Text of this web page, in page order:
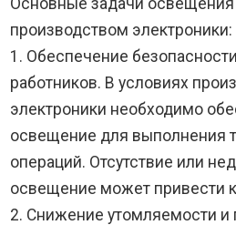
производством электроники:
1. Обеспечение
работников. В условиях
электроники необходимо
освещение для выполнения
операций. Отсутствие или
освещение может привести
2. Снижение утомляемости